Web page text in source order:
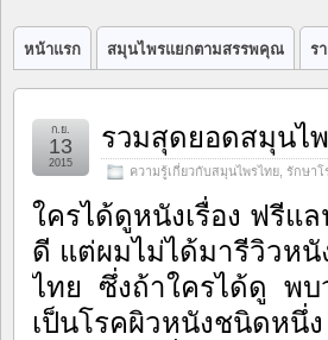
หน้าแรก สมุนไพรแยกตามสรรพคุณ ร
รวมสุดยอดสมุนไ
ความรู้เกี่ยวกับสมุนไพรไทย รักษาโ
ก.ย.
13
2015
ใครได้ดูหนังเรื่อง ฟรีแ
ดี แต่ผมไม่ได้มารีวิวหนั
ไทย ซึ่งถ้าใครได้ดู พบ
เป็นโรคผิวหนังชนิดหนึ่